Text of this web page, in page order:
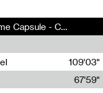
un ménage seul (1)
109'03"
67'59"